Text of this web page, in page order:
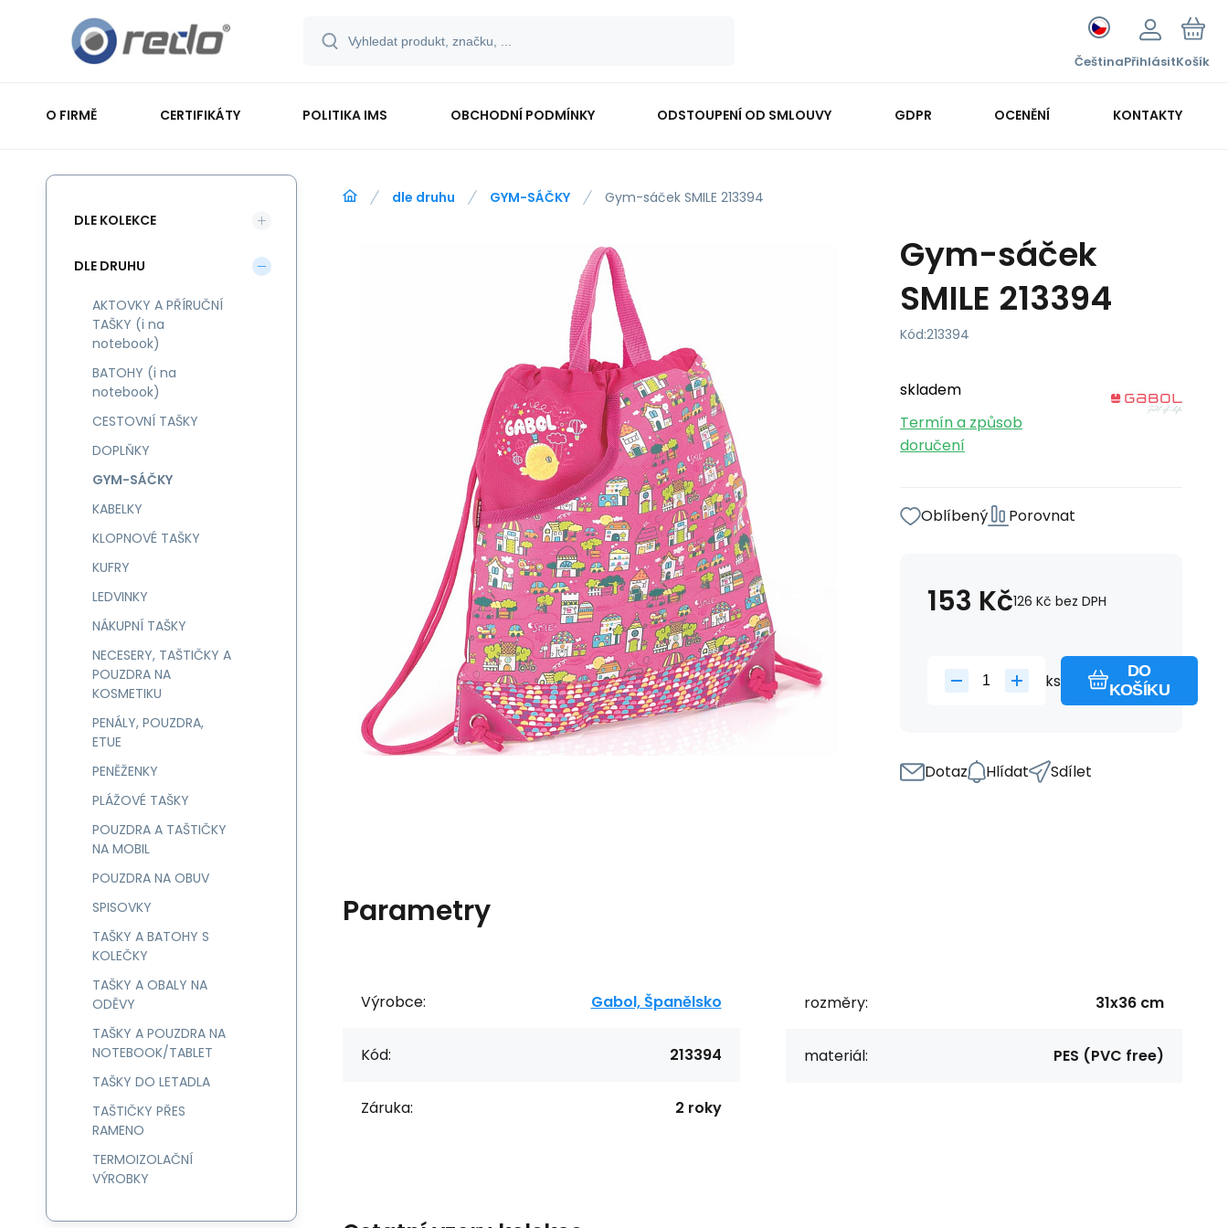
ČeštinaPřihlásitKošík
O FIRMĚ CERTIFIKÁTY POLITIKA IMS OBCHODNÍ PODMÍNKY ODSTOUPENÍ OD SMLOUVY GDPR OCENĚNÍ KONTAKTY
dle druhu GYM-SÁČKY Gym-sáček SMILE 213394
Gym-sáček
SMILE 213394
Kód:213394
skladem
Termín a způsob
doručení
Oblíbený Porovnat
153 Kč126 Kč bez DPH
ks
DO
KOŠÍKU
Dotaz Hlídat Sdílet
Parametry
Výrobce: Gabol, Španělsko
Kód: 213394
Záruka: 2 roky
rozměry: 31x36 cm
materiál: PES (PVC free)
DLE KOLEKCE
DLE DRUHU
AKTOVKY A PŘÍRUČNÍ
TAŠKY (i na
notebook)
BATOHY (i na
notebook)
CESTOVNÍ TAŠKY
DOPLŇKY
GYM-SÁČKY
KABELKY
KLOPNOVÉ TAŠKY
KUFRY
LEDVINKY
NÁKUPNÍ TAŠKY
NECESERY, TAŠTIČKY A
POUZDRA NA
KOSMETIKU
PENÁLY, POUZDRA,
ETUE
PENĚŽENKY
PLÁŽOVÉ TAŠKY
POUZDRA A TAŠTIČKY
NA MOBIL
POUZDRA NA OBUV
SPISOVKY
TAŠKY A BATOHY S
KOLEČKY
TAŠKY A OBALY NA
ODĚVY
TAŠKY A POUZDRA NA
NOTEBOOK/TABLET
TAŠKY DO LETADLA
TAŠTIČKY PŘES
RAMENO
TERMOIZOLAČNÍ
VÝROBKY